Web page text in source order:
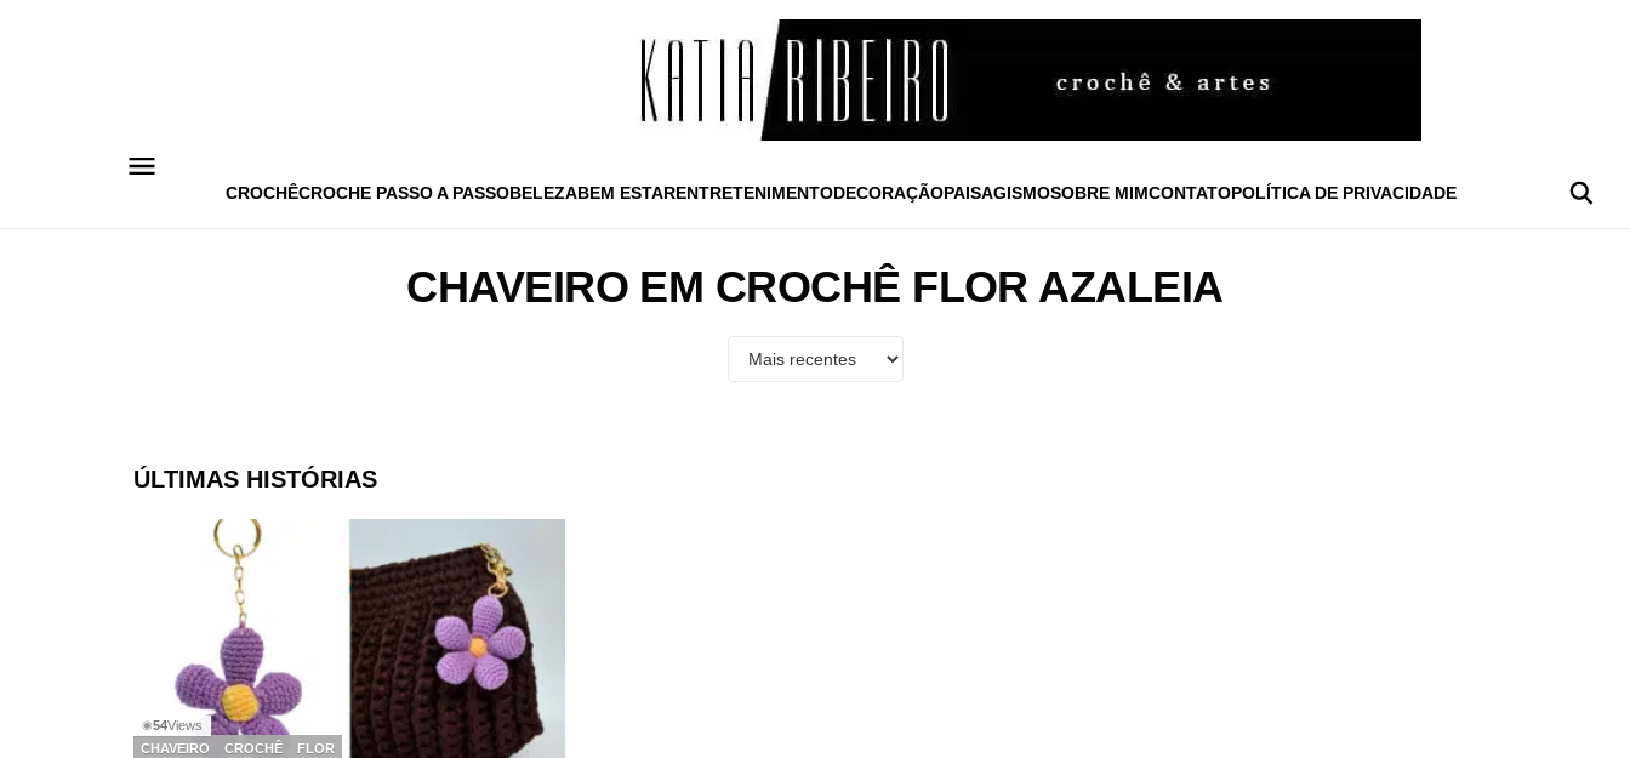
CROCHÊCROCHE PASSO A PASSOBELEZABEM ESTARENTRETENIMENTODECORAÇÃOPAISAGISMOSOBRE MIMCONTATOPOLÍTICA DE PRIVACIDADE
CHAVEIRO EM CROCHÊ FLOR AZALEIA
ÚLTIMAS HISTÓRIAS
◉54Views
CHAVEIRO
CROCHÊ FLOR